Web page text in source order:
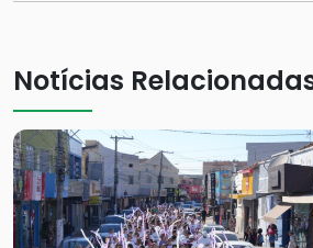
Notícias